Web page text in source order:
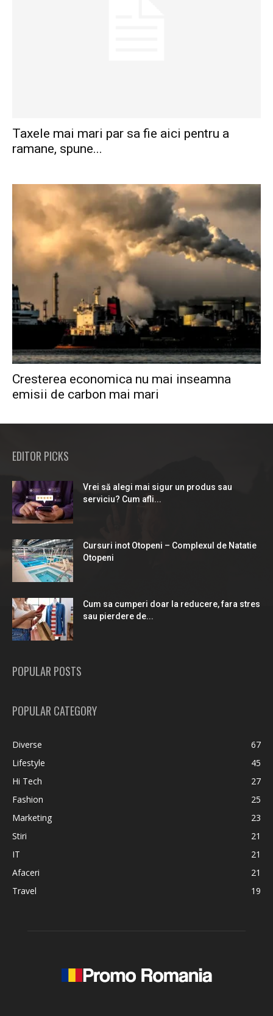
Taxele mai mari par sa fie aici pentru a
ramane, spune...
Cresterea economica nu mai inseamna
emisii de carbon mai mari
EDITOR PICKS
Vrei să alegi mai sigur un produs sau
serviciu? Cum afli...
Cursuri inot Otopeni – Complexul de Natatie
Otopeni
Cum sa cumperi doar la reducere, fara stres
sau pierdere de...
POPULAR POSTS
POPULAR CATEGORY
Diverse
67
Lifestyle
45
Hi Tech
27
Fashion
25
Marketing
23
Stiri
21
IT
21
Afaceri
21
Travel
19